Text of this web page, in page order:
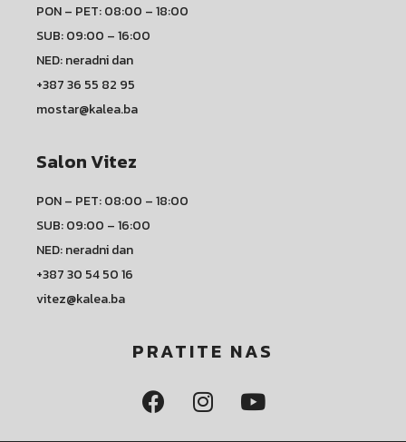
PON – PET: 08:00 – 18:00
SUB: 09:00 – 16:00
NED: neradni dan
+387 36 55 82 95
mostar@kalea.ba
Salon Vitez
PON – PET: 08:00 – 18:00
SUB: 09:00 – 16:00
NED: neradni dan
+387 30 54 50 16
vitez@kalea.ba
PRATITE NAS